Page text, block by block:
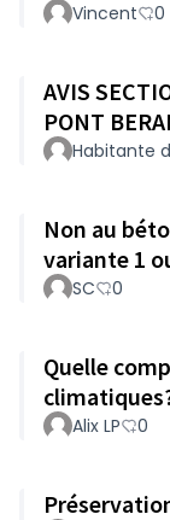
Vincent 0
AVIS
PONT
Habitante
Non au
variante 1
SC 0
Quelle
Alix LP 0